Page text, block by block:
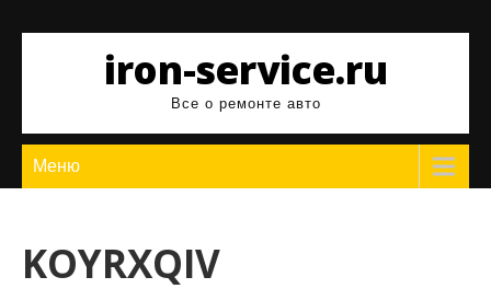
содержимомуiron-service.ru
Все о ремонте авто
Меню
KOYRXQIV